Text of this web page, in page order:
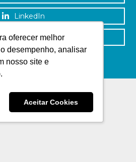
oferecer melhor
desempenho, analisar
nosso site e
Aceitar Cookies
LinkedIn
YouTube